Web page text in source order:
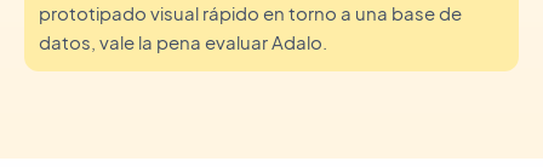
prototipado visual rápido en torno a una base de
datos, vale la pena evaluar Adalo.